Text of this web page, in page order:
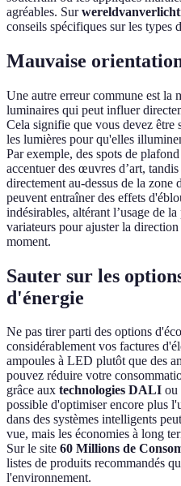
agréables. Sur
conseils spécifiques sur les types
Mauvaise
Une autre erreur commune est la
luminaires qui peut influer
Cela signifie que vous devez être
les lumières pour qu'elles
Par exemple, des spots de
accentuer des œuvres d’art,
directement au-dessus de la zone
peuvent entraîner des effets
indésirables, altérant l’usage de
variateurs pour ajuster la
moment.
Sauter sur les
d'énergie
Ne pas tirer parti des options
considérablement vos factures
ampoules à LED plutôt que des
pouvez réduire votre
grâce aux technologies DALI ou
possible d'optimiser encore plus
dans des systèmes intelligents
vue, mais les économies à long
Sur le site 60 Millions de
listes de produits recommandés
l'environnement.